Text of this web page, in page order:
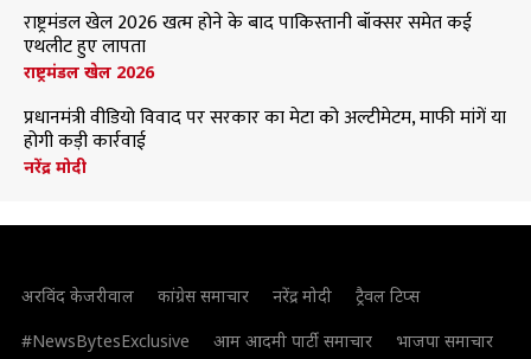
राष्ट्रमंडल खेल 2026 खत्म होने के बाद पाकिस्तानी बॉक्सर समेत कई
एथलीट हुए लापता
राष्ट्रमंडल खेल 2026
प्रधानमंत्री वीडियो विवाद पर सरकार का मेटा को अल्टीमेटम, माफी मांगें या
होगी कड़ी कार्रवाई
नरेंद्र मोदी
अरविंद केजरीवाल कांग्रेस समाचार नरेंद्र मोदी
ट्रैवल टिप्स
#NewsBytesExclusive
आम आदमी पार्टी समाचार भाजपा समाचार